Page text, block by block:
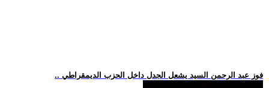
.. فوز عبد الرحمن السيد يشعل الجدل داخل الحزب الديمقراطي